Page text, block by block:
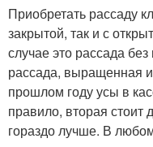
Приобретать рассаду
закрытой, так и с
случае это рассада
рассада, выращенная
прошлом году усы в
правило, вторая стоит
гораздо лучше. В